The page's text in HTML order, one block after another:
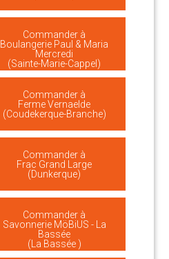
Commander à
Boulangerie Paul & Maria
Mercredi
(Sainte-Marie-Cappel)
Commander à
Ferme Vernaelde
(Coudekerque-Branche)
Commander à
Frac Grand Large
(Dunkerque)
Commander à
Savonnerie MöBiUS - La
Bassée
(La Bassée )